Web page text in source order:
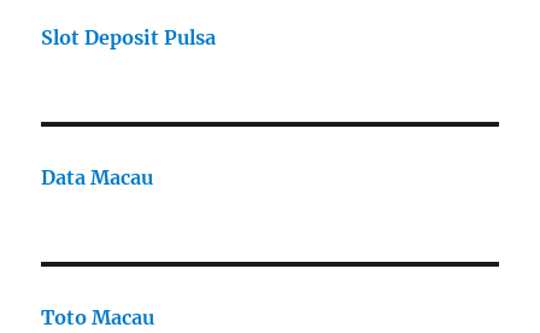
Slot Deposit Pulsa
Data Macau
Toto Macau